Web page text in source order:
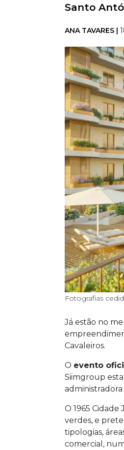
Santo
ANA TAVARES |
Fotografias
Já estão no
Cavaleiros.
O evento
Siimgroup
O 1965
verdes, e
tipologias,
comercial,